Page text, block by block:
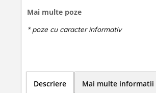
Mai multe poze
Descriere Mai multe informatii